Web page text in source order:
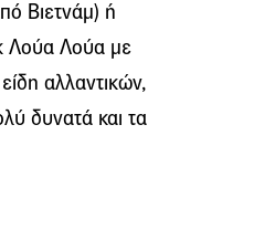
Βιετνάμ) ή
Λούα Λούα με
αλλαντικών,
δυνατά και τα